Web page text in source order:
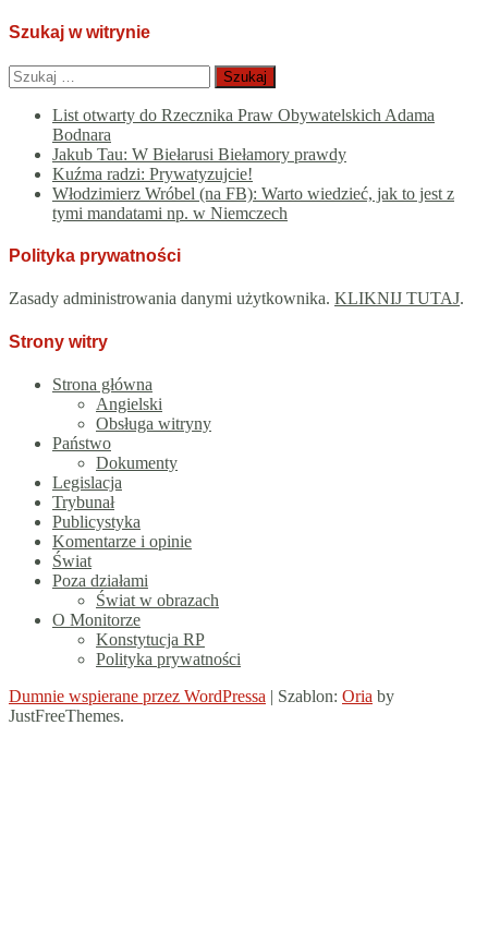
Szukaj w witrynie
Szukaj:
List otwarty do Rzecznika Praw Obywatelskich Adama
Bodnara
Jakub Tau: W Biełarusi Biełamory prawdy
Kuźma radzi: Prywatyzujcie!
Włodzimierz Wróbel (na FB): Warto wiedzieć, jak to jest z
tymi mandatami np. w Niemczech
Polityka prywatności
Zasady administrowania danymi użytkownika. KLIKNIJ TUTAJ.
Strony witry
Strona główna
Angielski
Obsługa witryny
Państwo
Dokumenty
Legislacja
Trybunał
Publicystyka
Komentarze i opinie
Świat
Poza działami
Świat w obrazach
O Monitorze
Konstytucja RP
Polityka prywatności
Dumnie wspierane przez WordPressa | Szablon: Oria by
JustFreeThemes.